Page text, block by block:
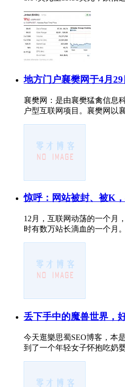
地方门户襄樊网于4月
襄樊网：是由襄樊猛禽信息
户型互联网项目。襄樊网以
惊呼：网站被封、被K
12月，互联网动荡的一个月
时有数万站长滴血的一个月
丢下手中的魔兽世界，
今天逛樂思蜀SEO博客，本
到了一个年轻女子怀抱吃奶